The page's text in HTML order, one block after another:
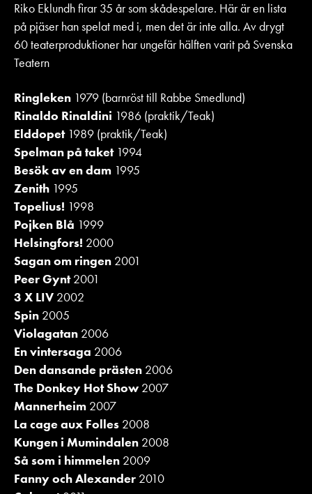
Riko Eklundh firar 35 år som skådespelare. Här är en lista
på pjäser han spelat med i, men det är inte alla. Av drygt
60 teaterproduktioner har ungefär hälften varit på Svenska
Teatern
Ringleken 1979 (barnröst till Rabbe Smedlund)
Rinaldo Rinaldini 1986 (praktik/Teak)
Elddopet1989 (praktik/Teak)
Spelman på taket 1994
Besök av en dam 1995
Zenith 1995
Topelius! 1998
Pojken Blå 1999
Helsingfors! 2000
Sagan om ringen 2001
Peer Gynt2001
3 X LIV 2002
Spin 2005
Violagatan 2006
En vintersaga 2006
Den dansande prästen 2006
The Donkey Hot Show 2007
Mannerheim 2007
La cage aux Folles 2008
Kungen i Mumindalen 2008
Så som i himmelen 2009
Fanny och Alexander 2010